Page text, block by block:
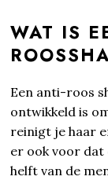
WAT IS
Een anti-roos
ontwikkeld is
reinigt je haar
er ook voor
helft van de